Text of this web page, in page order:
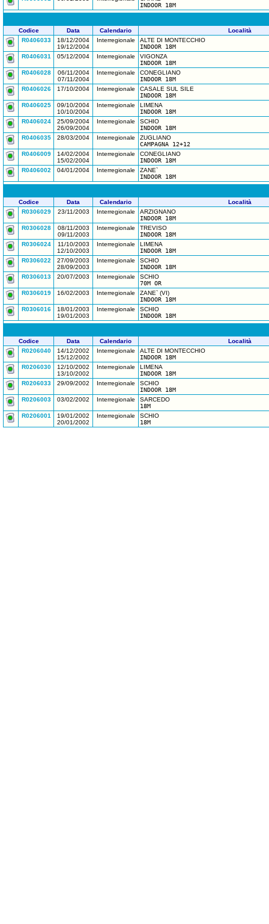
INDOOR 18M
Codice Data Calendario
Località
R0406033
18/12/2004
19/12/2004
Interregionale
ALTE DI MONTECCHIO
INDOOR 18M
R0406031
05/12/2004 Interregionale
VIGONZA
INDOOR 18M
R0406028
06/11/2004
07/11/2004
Interregionale
CONEGLIANO
INDOOR 18M
R0406026
17/10/2004 Interregionale
CASALE SUL SILE
INDOOR 18M
R0406025
09/10/2004
10/10/2004
Interregionale
LIMENA
INDOOR 18M
R0406024
25/09/2004
26/09/2004
Interregionale
SCHIO
INDOOR 18M
R0406035
28/03/2004 Interregionale
ZUGLIANO
CAMPAGNA 12+12
R0406009
14/02/2004
15/02/2004
Interregionale
CONEGLIANO
INDOOR 18M
R0406002
04/01/2004 Interregionale
ZANE`
INDOOR 18M
Codice Data Calendario
Località
R0306029
23/11/2003 Interregionale
ARZIGNANO
INDOOR 18M
R0306028
08/11/2003
09/11/2003
Interregionale
TREVISO
INDOOR 18M
R0306024
11/10/2003
12/10/2003
Interregionale
LIMENA
INDOOR 18M
R0306022
27/09/2003
28/09/2003
Interregionale
SCHIO
INDOOR 18M
R0306013
20/07/2003 Interregionale
SCHIO
70M OR
R0306019
16/02/2003 Interregionale
ZANE` (VI)
INDOOR 18M
R0306016
18/01/2003
19/01/2003
Interregionale
SCHIO
INDOOR 18M
Codice Data Calendario
Località
R0206040
14/12/2002
15/12/2002
Interregionale
ALTE DI MONTECCHIO
INDOOR 18M
R0206030
12/10/2002
13/10/2002
Interregionale
LIMENA
INDOOR 18M
R0206033
29/09/2002 Interregionale
SCHIO
INDOOR 18M
R0206003
03/02/2002 Interregionale
SARCEDO
18M
R0206001
19/01/2002
20/01/2002
Interregionale
SCHIO
18M